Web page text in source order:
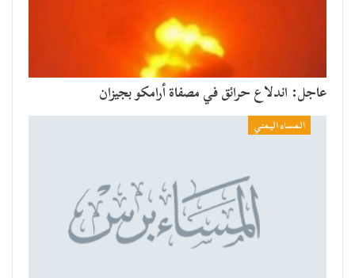
عاجل: اندلاع حرائق في مصفاة أرامكو بجيزان
المساء اليمني